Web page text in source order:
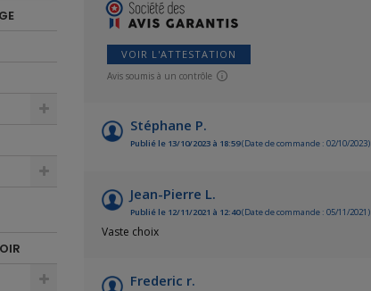
VOIR L'ATTESTATION
Avis soumis à un contrôle
Stéphane P.
Publié le 13/10/2023 à 18:59(Date de commande : 02/10/2023)
Jean-Pierre L.
Publié le 12/11/2021 à 12:40(Date de commande : 05/11/2021)
Vaste choix
Frederic r.